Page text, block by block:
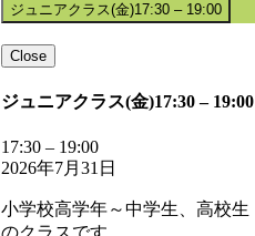
ジュニアクラス(金)17:30 – 19:00
Close
ジュニアクラス(金)17:30 – 19:00
17:30 – 19:00
2026年7月31日
小学校高学年～中学生、高校生